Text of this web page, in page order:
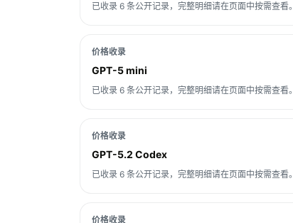
已收录 6 条公开记录，完整明细请在页面中按需查看。
价格收录
GPT-5 mini
已收录 6 条公开记录，完整明细请在页面中按需查看。
价格收录
GPT-5.2 Codex
已收录 6 条公开记录，完整明细请在页面中按需查看。
价格收录